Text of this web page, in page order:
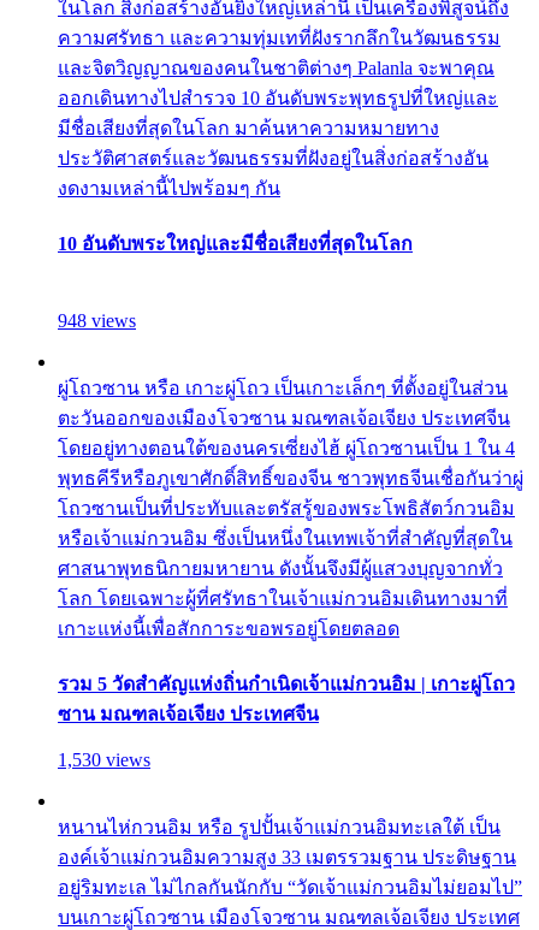
ในโลก สิ่งก่อสร้างอันยิ่งใหญ่เหล่านี้ เป็นเครื่องพิสูจน์ถึง
ความศรัทธา และความทุ่มเทที่ฝังรากลึกในวัฒนธรรม
และจิตวิญญาณของคนในชาติต่างๆ Palanla จะพาคุณ
ออกเดินทางไปสำรวจ 10 อันดับพระพุทธรูปที่ใหญ่และ
มีชื่อเสียงที่สุดในโลก มาค้นหาความหมายทาง
ประวัติศาสตร์และวัฒนธรรมที่ฝังอยู่ในสิ่งก่อสร้างอัน
งดงามเหล่านี้ไปพร้อมๆ กัน
10 อันดับพระใหญ่และมีชื่อเสียงที่สุดในโลก
948 views
ผู่โถวซาน หรือ เกาะผู่โถว เป็นเกาะเล็กๆ ที่ตั้งอยู่ในส่วน
ตะวันออกของเมืองโจวซาน มณฑลเจ้อเจียง ประเทศจีน
โดยอยู่ทางตอนใต้ของนครเซี่ยงไฮ้ ผู่โถวซานเป็น 1 ใน 4
พุทธคีรีหรือภูเขาศักดิ์สิทธิ์ของจีน ชาวพุทธจีนเชื่อกันว่าผู่
โถวซานเป็นที่ประทับและตรัสรู้ของพระโพธิสัตว์กวนอิม
หรือเจ้าแม่กวนอิม ซึ่งเป็นหนึ่งในเทพเจ้าที่สำคัญที่สุดใน
ศาสนาพุทธนิกายมหายาน ดังนั้นจึงมีผู้แสวงบุญจากทั่ว
โลก โดยเฉพาะผู้ที่ศรัทธาในเจ้าแม่กวนอิมเดินทางมาที่
เกาะแห่งนี้เพื่อสักการะขอพรอยู่โดยตลอด
รวม 5 วัดสำคัญแห่งถิ่นกำเนิดเจ้าแม่กวนอิม | เกาะผู่โถว
ซาน มณฑลเจ้อเจียง ประเทศจีน
1,530 views
หนานไห่กวนอิม หรือ รูปปั้นเจ้าแม่กวนอิมทะเลใต้ เป็น
องค์เจ้าแม่กวนอิมความสูง 33 เมตรรวมฐาน ประดิษฐาน
อยู่ริมทะเล ไม่ไกลกันนักกับ “วัดเจ้าแม่กวนอิมไม่ยอมไป”
บนเกาะผู่โถวซาน เมืองโจวซาน มณฑลเจ้อเจียง ประเทศ